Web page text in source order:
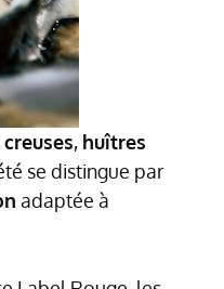
, huîtres
se distingue par
adaptée à